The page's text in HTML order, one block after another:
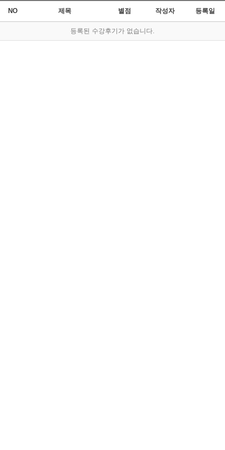
NO 제목 별점 작성자 등록일
등록된 수강후기가 없습니다.